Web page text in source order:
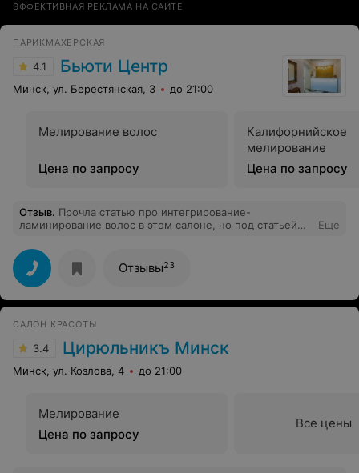
ЭФФЕКТИВНАЯ РЕКЛАМА НА САЙТЕ
ПАРИКМАХЕРСКАЯ
4.1 Бьюти Центр
Минск, ул. Берестянская, 3 до 21:00
Мелирование волос
Цена по запросу
Калифорнийское
мелирование
Цена по запросу
Отзыв. Прочла статью про интегрирование-
ламинирование волос в этом салоне, но под статьей
пользуюсь этой процедурой в салоне. :) Только моя
мастер не надевает на голову шапочку, а каждую
прядь обрабатывает с помощью специального
'пищащего' утюжка. Интересно кто из них :) неверно
или верно делает? Процедура действительно супер! Я
стрижка или мелирование!! :) и волосы лучше растут, а
после моря и отпуска - это спасение для волос!
Единственное делала эту процедуру вчера стоило
более 600 000. :)
Еще
Отзывы23
САЛОН КРАСОТЫ
3.4 Цирюльникъ Минск
Минск, ул. Козлова, 4 до 21:00
Мелирование
Цена по запросу
Все цены